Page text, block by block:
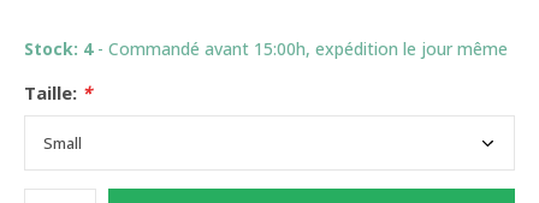
Stock: 4 - Commandé avant 15:00h, expédition le jour même
Taille: *